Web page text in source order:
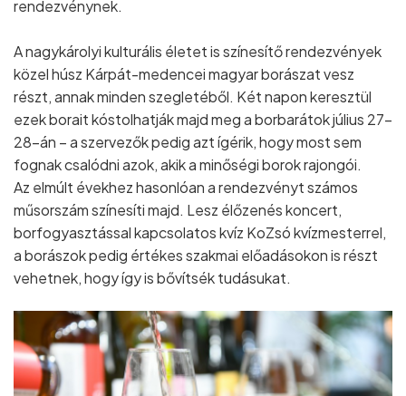
rendezvénynek.
A nagykárolyi kulturális életet is színesítő rendezvények
közel húsz Kárpát-medencei magyar borászat vesz
részt, annak minden szegletéből. Két napon keresztül
ezek borait kóstolhatják majd meg a borbarátok július 27-
28-án – a szervezők pedig azt ígérik, hogy most sem
fognak csalódni azok, akik a minőségi borok rajongói.
Az elmúlt évekhez hasonlóan a rendezvényt számos
műsorszám színesíti majd. Lesz élőzenés koncert,
borfogyasztással kapcsolatos kvíz KoZsó kvízmesterrel,
a borászok pedig értékes szakmai előadásokon is részt
vehetnek, hogy így is bővítsék tudásukat.